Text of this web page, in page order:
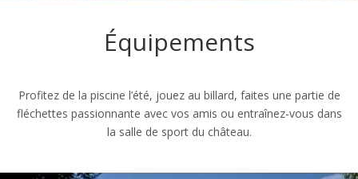
Équipements
Profitez de la piscine l’été, jouez au billard, faites une partie de
fléchettes passionnante avec vos amis ou entraînez-vous dans
la salle de sport du château.